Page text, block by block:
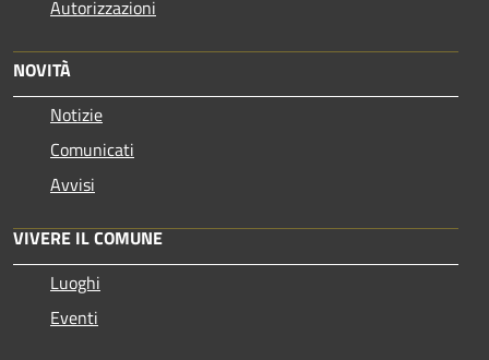
Autorizzazioni
NOVITÀ
Notizie
Comunicati
Avvisi
VIVERE IL COMUNE
Luoghi
Eventi